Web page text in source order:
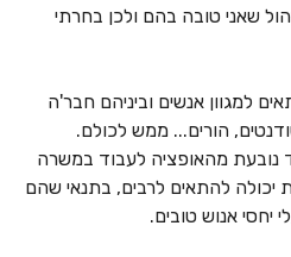
שאני טובה בהם ולכן בחרתי
למגוון אנשים וביניהם חבר'ה
הורים... ממש לכולם.
מהאופציה לעבוד במשרה
להתאים לרבים, בתנאי שהם
יחסי אנוש טובים.